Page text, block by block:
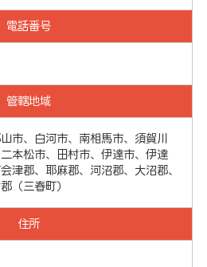
電話番号
管轄地域
市、白河市、南相馬市、須賀川
本松市、田村市、伊達市、伊達
津郡、耶麻郡、河沼郡、大沼郡、
（三春町）
住所